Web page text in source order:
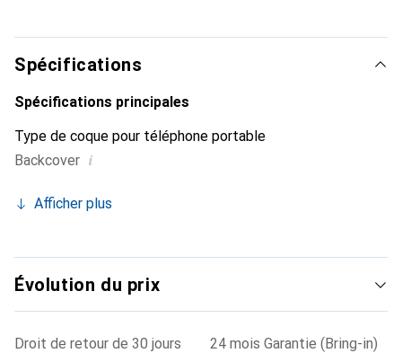
de haute qualité, la marque Noreve est un choix fiable pour
une clientèle exigeante.
Spécifications
Spécifications principales
Type de coque pour téléphone portable
Backcover i
Afficher plus
Évolution du prix
Droit de retour de 30 jours
24 mois Garantie (Bring-in)